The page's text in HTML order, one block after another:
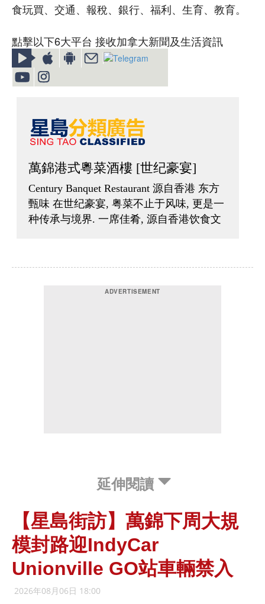
食玩買、交通、報稅、銀行、福利、生育、教育。
點擊以下6大平台 接收加拿大新聞及生活資訊
延伸閱讀
【星島街訪】萬錦下周大規
模封路迎IndyCar
Unionville GO站車輛禁入
2026年08月06日 18:00